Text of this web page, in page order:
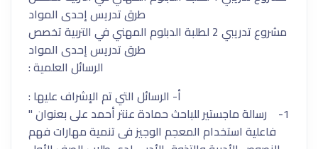
طرق تدريس إحدى المواد
مشروع تدريبي 2 لطلبة الدبلوم المهني في التربية تخصص
طرق تدريس إحدى المواد
الرسائل العلمية :
أ- الرسائل التي تم الإشراف عليها :
1- رسالة ماجستير للباحث حمادة عنتر أحمد على بعنوان "
فاعلية استخدام المعجم الوجيز فى تنمية مهارات فهم